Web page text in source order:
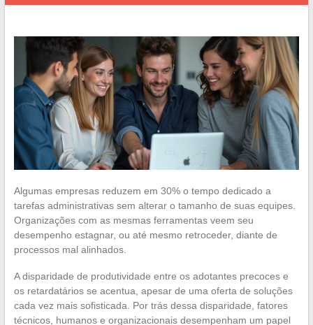
Algumas empresas reduzem em 30% o tempo dedicado a
tarefas administrativas sem alterar o tamanho de suas equipes.
Organizações com as mesmas ferramentas veem seu
desempenho estagnar, ou até mesmo retroceder, diante de
processos mal alinhados.
A disparidade de produtividade entre os adotantes precoces e
os retardatários se acentua, apesar de uma oferta de soluções
cada vez mais sofisticada. Por trás dessa disparidade, fatores
técnicos, humanos e organizacionais desempenham um papel